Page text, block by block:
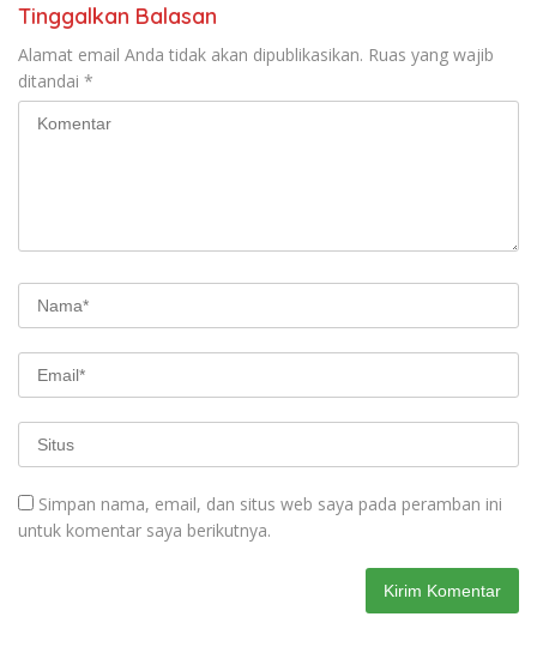
Tinggalkan Balasan
Alamat email Anda tidak akan dipublikasikan. Ruas yang wajib
ditandai *
Simpan nama, email, dan situs web saya pada peramban ini
untuk komentar saya berikutnya.